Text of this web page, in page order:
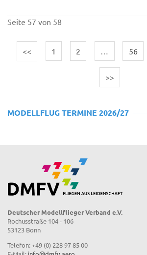
Seite 57 von 58
<< 1 2 56
>>
MODELLFLUG TERMINE 2026/27
Deutscher Modellflieger Verband e.V.
Rochusstraße 104 - 106
53123 Bonn
Telefon: +49 (0) 228 97 85 00